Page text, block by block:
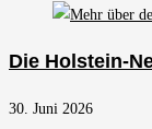
Die Holstein-
30. Juni 2026